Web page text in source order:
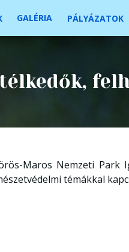
GALÉRIA PÁLYÁZATOK
Maros Nemzeti Park
témákkal